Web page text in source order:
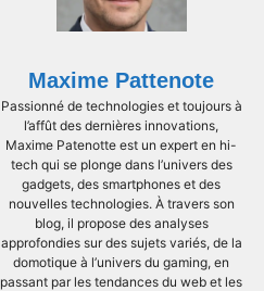
Maxime Pattenote
Passionné de technologies et toujours à
l’affût des dernières innovations,
Maxime Patenotte est un expert en hi-
tech qui se plonge dans l’univers des
gadgets, des smartphones et des
nouvelles technologies. À travers son
blog, il propose des analyses
approfondies sur des sujets variés, de la
domotique à l’univers du gaming, en
passant par les tendances du web et les